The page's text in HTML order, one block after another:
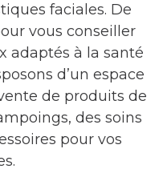
faciales. De
vous conseiller
adaptés à la santé
d’un espace
de produits de
des soins
pour vos